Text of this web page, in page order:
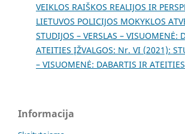
VEIKLOS RAIŠKOS REALIJOS IR
LIETUVOS POLICIJOS MOKYKLOS
STUDIJOS – VERSLAS – VISUOMENĖ:
ATEITIES ĮŽVALGOS: Nr. VI (2021):
– VISUOMENĖ: DABARTIS IR
Informacija